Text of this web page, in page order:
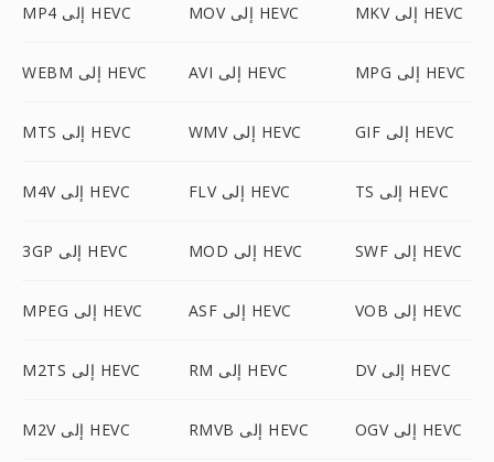
MP4 إلى HEVC MOV إلى HEVC MKV إلى HEVC
WEBM إلى HEVC AVI إلى HEVC MPG إلى HEVC
MTS إلى HEVC WMV إلى HEVC GIF إلى HEVC
M4V إلى HEVC FLV إلى HEVC TS إلى HEVC
3GP إلى HEVC MOD إلى HEVC SWF إلى HEVC
MPEG إلى HEVC ASF إلى HEVC VOB إلى HEVC
M2TS إلى HEVC RM إلى HEVC DV إلى HEVC
M2V إلى HEVC RMVB إلى HEVC OGV إلى HEVC